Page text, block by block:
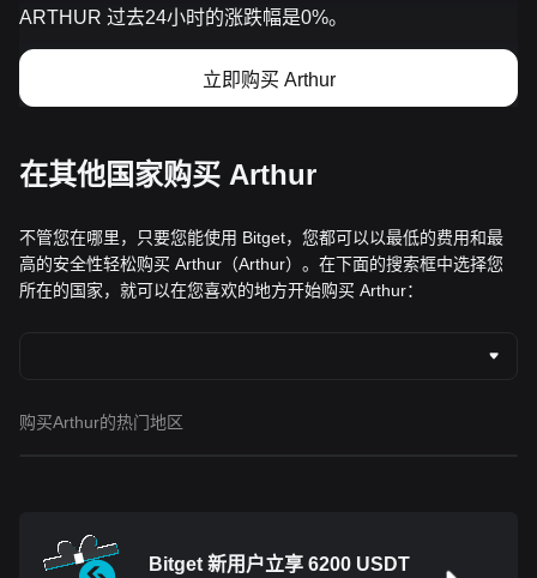
ARTHUR 过去24小时的涨跌幅是0%。
立即购买 Arthur
在其他国家购买 Arthur
不管您在哪里，只要您能使用 Bitget，您都可以以最低的费用和最
高的安全性轻松购买 Arthur（Arthur）。在下面的搜索框中选择您
所在的国家，就可以在您喜欢的地方开始购买 Arthur：
购买Arthur的热门地区
Bitget 新用户立享 6200 USDT